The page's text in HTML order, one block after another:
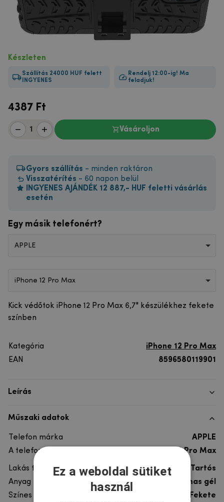
Készleten
Szállítás 24000 HUF felett
INGYENES
Rendelj 12:00-ig! Ma
feladjuk!
4387 Ft
Vásároljon
Gyors szállítás - minden raktáron
Visszatérítés - 60 napon belül
INGYENES AJÁNDÉK 12 887,- HUF feletti vásárlás
esetén
Egy másik telefonért?
APPLE
iPhone 12 Pro Max
Kick védőtok iPhone 12 Pro Max 6,7" készülékhez fekete
színben
Kategória
iPhone 12 Pro Max
EAN
8596580119901
Leírás
Műszaki adatok
Telefon márka
APPLE
A telefonmodellhez
iPhone 12 Pro Max
Lakás típusa
Tartós
Anyag
Műanyag, rugalmas gél
Színes
Fekete
Ez a weboldal sütiket
használ